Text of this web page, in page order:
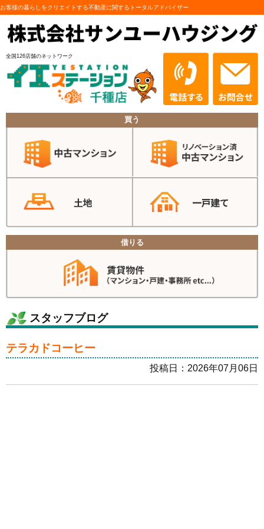
お客様の暮らしをクリエイトする不動産に関するトータルアドバイザー
全国126店舗のネットワーク
買う
借りる
スタッフブログ
テラカドコーヒー
投稿日：2026年07月06日